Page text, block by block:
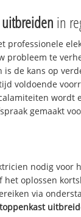
in
professionele
probleem te
is de kans op
voldoende
wordt
gemaakt
nodig voor
oplossen
via